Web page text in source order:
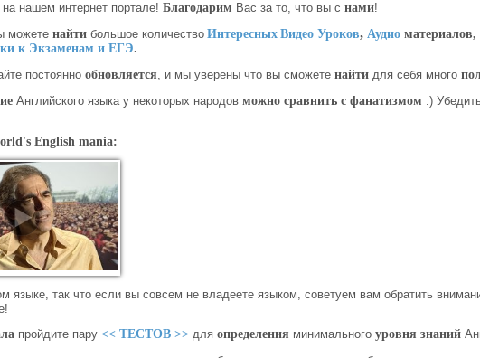
на нашем интернет портале!Благодарим Вас за то, что вы снами!
можетенайти большое количество Интересных Видео Уроков, Аудио материалов,
к Экзаменам и ЕГЭ.
постояннообновляется , и мы уверены что вы сможетенайти для себя много
Английского языка у некоторых народовможно сравнить с фанатизмом :)
English mania:
языке, так что если вы совсем не владеете языком, советуем вам обратить
пройдите пару << ТЕСТОВ >> дляопределения минимальногоуровня знаний